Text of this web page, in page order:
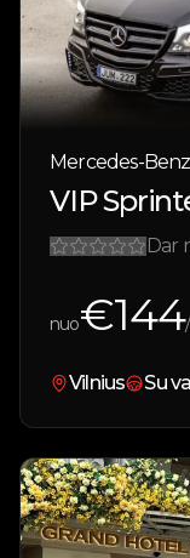
Mercedes-Benz
VIP
Dar
nuo€144
Vilnius Su